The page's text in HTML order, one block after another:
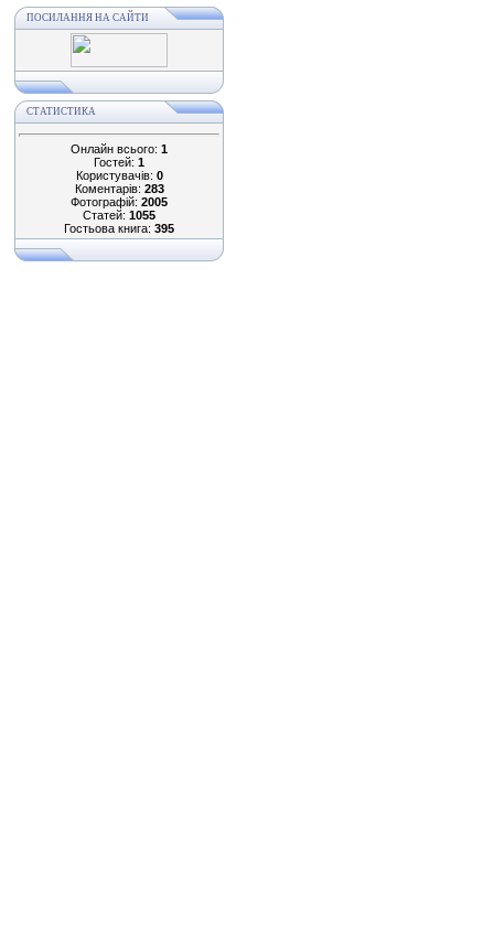
ПОСИЛАННЯ НА САЙТИ
СТАТИСТИКА
Онлайн всього: 1
Гостей: 1
Користувачів: 0
Коментарів: 283
Фотографій: 2005
Статей: 1055
Гостьова книга: 395